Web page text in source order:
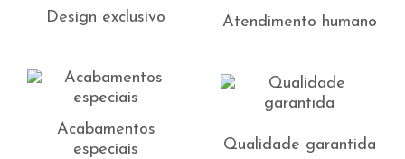
Design exclusivo Atendimento humano
Acabamentos
especiais
Qualidade garantida